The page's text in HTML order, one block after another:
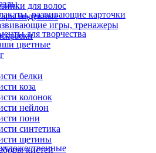
для волос
надувные
развивающие карточки
игры, тренажеры
для творчества
цветные
белки
коза
колонок
нейлон
пони
синтетика
щетины
кистей